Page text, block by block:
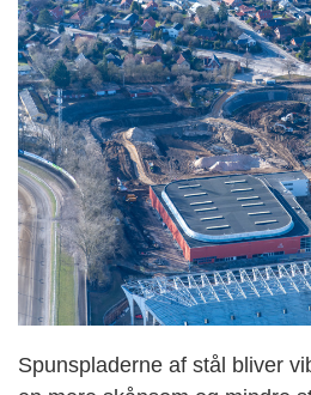
Spunspladerne af stål bliver